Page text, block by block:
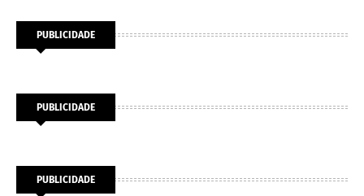
PUBLICIDADE
PUBLICIDADE
PUBLICIDADE